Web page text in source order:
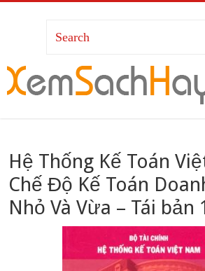
Hệ Thống Kế Toán
Chế Độ Kế Toán
Nhỏ Và Vừa – Tái bản